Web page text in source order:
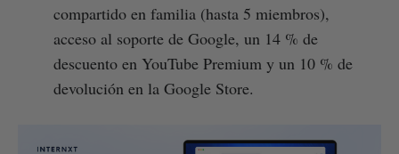
compartido en familia (hasta 5 miembros),
acceso al soporte de Google, un 14 % de
descuento en YouTube Premium y un 10 % de
devolución en la Google Store.